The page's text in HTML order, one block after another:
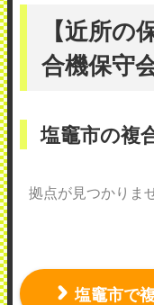
【近所の
合機保守
塩竈市の複
拠点が見つかりま
塩竈市で